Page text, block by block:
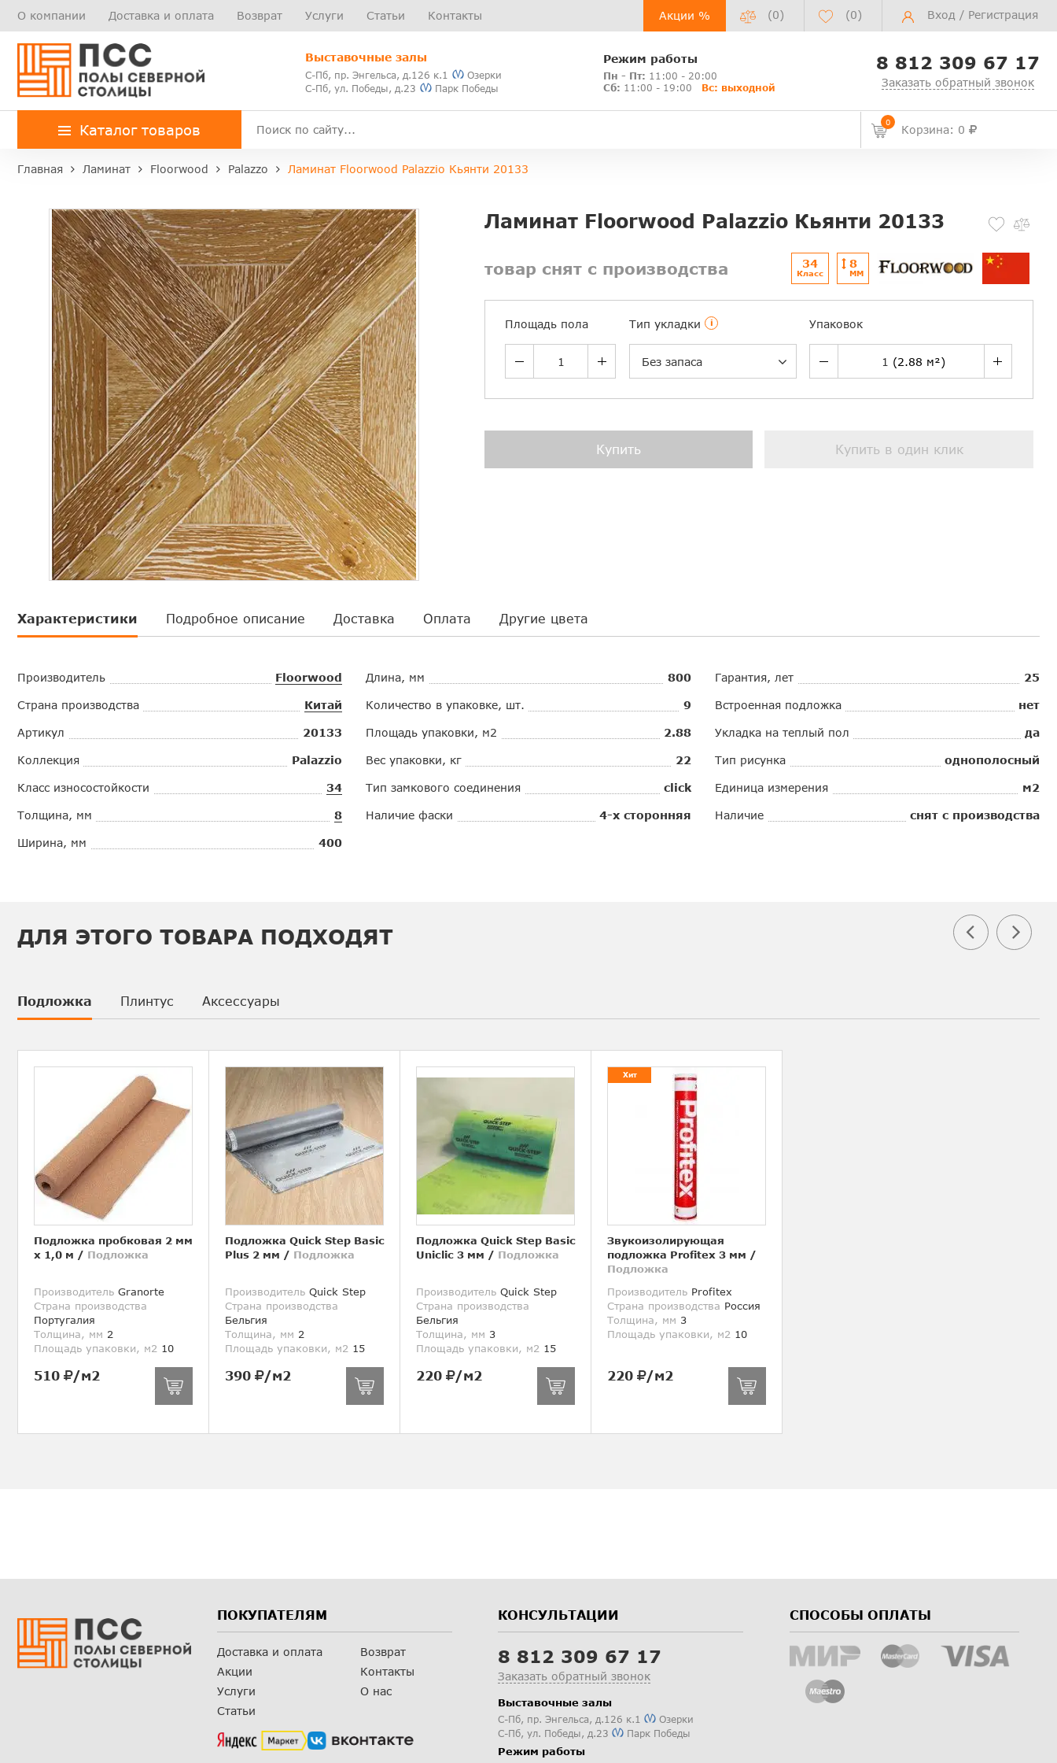
О компании Доставка и оплата Возврат Услуги Статьи Контакты Акции % (0) (0) Вход / Регистрация
Выставочные залы
С-Пб, пр. Энгельса, д.126 к.1
Озерки
С-Пб, ул. Победы, д.23
Парк Победы
Режим работы
Пн - Пт: 11:00 - 20:00
Сб: 11:00 - 19:00 Вс: выходной
8 812 309 67 17
Заказать обратный звонок
Каталог товаров 0
Корзина: 0
Главная Ламинат Floorwood Palazzo Ламинат Floorwood Palazzio Кьянти 20133
Ламинат Floorwood Palazzio Кьянти 20133
товар снят с производства 34
Класс
8
ММ
Площадь пола Тип укладки i
Без запаса
Упаковок
Купить Купить в один клик
Характеристики Подробное описание Доставка Оплата Другие цвета
Производитель Floorwood
Страна производства Китай
Артикул 20133
Коллекция Palazzio
Класс износостойкости 34
Толщина, мм 8
Ширина, мм 400
Длина, мм 800
Количество в упаковке, шт. 9
Площадь упаковки, м2 2.88
Вес упаковки, кг 22
Тип замкового соединения click
Наличие фаски 4-х сторонняя
Гарантия, лет 25
Встроенная подложка нет
Укладка на теплый пол да
Тип рисунка однополосный
Единица измерения м2
Наличие снят с производства
ДЛЯ ЭТОГО ТОВАРА ПОДХОДЯТ
Подложка Плинтус Аксессуары
Подложка пробковая 2 мм
х 1,0 м / Подложка
Производитель Granorte
Страна производства
Португалия
Толщина, мм 2
Площадь упаковки, м2 10
510 /м2
Подложка Quick Step Basic
Plus 2 мм / Подложка
Производитель Quick Step
Страна производства
Бельгия
Толщина, мм 2
Площадь упаковки, м2 15
390 /м2
Подложка Quick Step Basic
Uniclic 3 мм / Подложка
Производитель Quick Step
Страна производства
Бельгия
Толщина, мм 3
Площадь упаковки, м2 15
220 /м2
Хит
Звукоизолирующая
подложка Profitex 3 мм /
Подложка
Производитель Profitex
Страна производства Россия
Толщина, мм 3
Площадь упаковки, м2 10
220 /м2
ПОКУПАТЕЛЯМ
Доставка и оплата
Акции
Услуги
Статьи
Возврат
Контакты
О нас
КОНСУЛЬТАЦИИ
8 812 309 67 17
Заказать обратный звонок
Выставочные залы
С-Пб, пр. Энгельса, д.126 к.1
Озерки
С-Пб, ул. Победы, д.23 Парк Победы
Режим работы
СПОСОБЫ ОПЛАТЫ